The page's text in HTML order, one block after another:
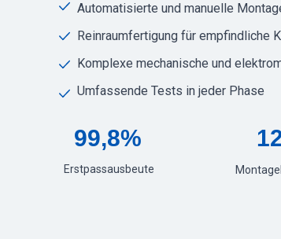
Automatisierte und manuelle
Reinraumfertigung für empfindliche
Komplexe mechanische und
Umfassende Tests in jeder Phase
99,8%
Erstpassausbeute